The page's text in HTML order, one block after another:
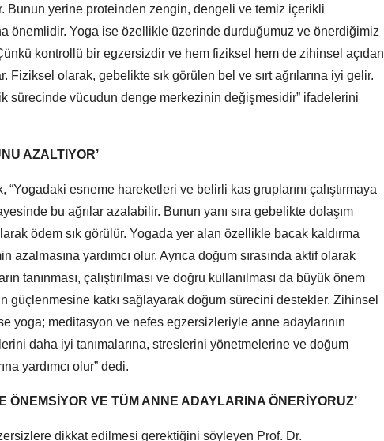
Bunun yerine proteinden zengin, dengeli ve temiz içerikli
önemlidir. Yoga ise özellikle üzerinde durduğumuz ve önerdiğimiz
kontrollü bir egzersizdir ve hem fiziksel hem de zihinsel açıdan
Fiziksel olarak, gebelikte sık görülen bel ve sırt ağrılarına iyi gelir.
sürecinde vücudun denge merkezinin değişmesidir” ifadelerini
AZALTIYOR’
“Yogadaki esneme hareketleri ve belirli kas gruplarını çalıştırmaya
bu ağrılar azalabilir. Bunun yanı sıra gebelikte dolaşım
ödem sık görülür. Yogada yer alan özellikle bacak kaldırma
azalmasına yardımcı olur. Ayrıca doğum sırasında aktif olarak
tanınması, çalıştırılması ve doğru kullanılması da büyük önem
güçlenmesine katkı sağlayarak doğum sürecini destekler. Zihinsel
yoga; meditasyon ve nefes egzersizleriyle anne adaylarının
daha iyi tanımalarına, streslerini yönetmelerine ve doğum
yardımcı olur” dedi.
ÖNEMSİYOR VE TÜM ANNE ADAYLARINA ÖNERİYORUZ’
dikkat edilmesi gerektiğini söyleyen Prof. Dr.